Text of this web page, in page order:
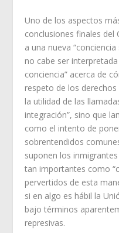
Uno de los aspectos
conclusiones finales del
a una nueva
no cabe ser
conciencia” acerca de
respeto de los
la utilidad de las
integración”, sino que
como el intento de
sobrentendidos
suponen los
tan importantes como
pervertidos de esta
si en algo es hábil la
bajo términos
represivas.